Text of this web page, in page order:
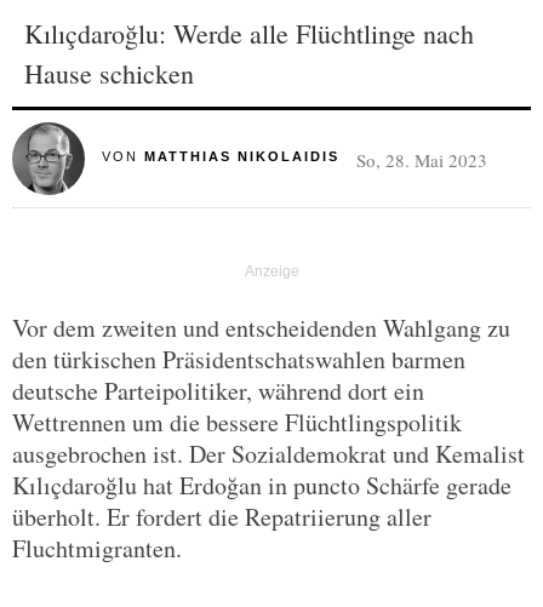
Kılıçdaroğlu: Werde alle Flüchtlinge nach
Hause schicken
VON MATTHIAS NIKOLAIDIS So, 28. Mai 2023
Vor dem zweiten und entscheidenden Wahlgang zu
den türkischen Präsidentschatswahlen barmen
deutsche Parteipolitiker, während dort ein
Wettrennen um die bessere Flüchtlingspolitik
ausgebrochen ist. Der Sozialdemokrat und Kemalist
Kılıçdaroğlu hat Erdoğan in puncto Schärfe gerade
überholt. Er fordert die Repatriierung aller
Fluchtmigranten.